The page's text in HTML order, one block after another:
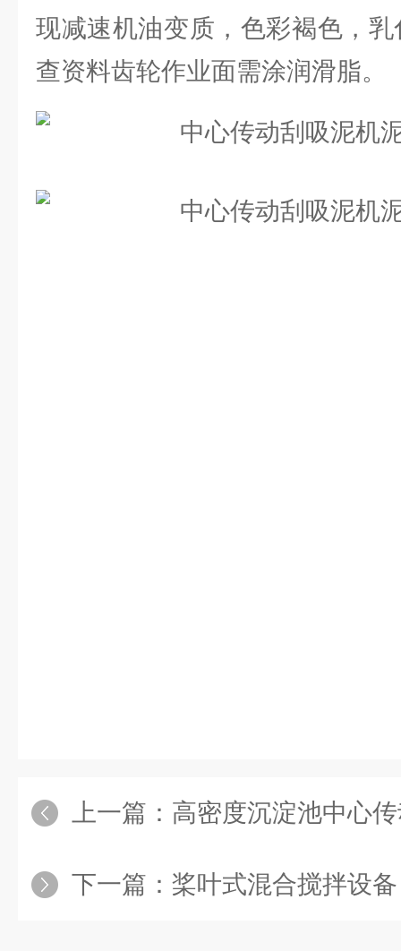
现减速机油变质，色彩褐色，
查资料齿轮作业面需涂润滑脂。
上一篇： 高密度沉淀池中心
下一篇： 桨叶式混合搅拌设备